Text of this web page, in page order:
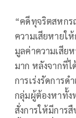
“คดีทุจริตสหก
ความเสียหายใ
มูลค่าความเสีย
มาก หลังจากที่ไ
การเร่งรัดการด
กลุ่มผู้ต้องหาทั้ง
สั่งการให้มีการ